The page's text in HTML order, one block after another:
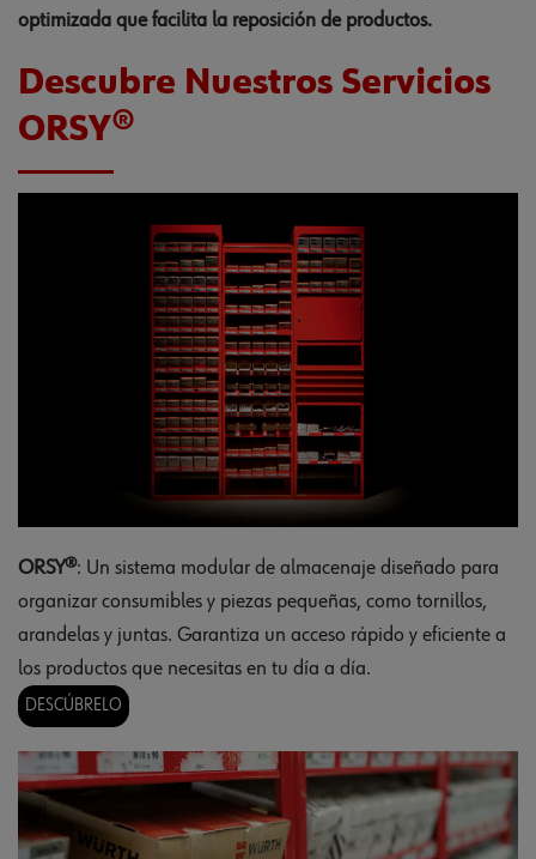
optimizada que facilita la reposición de productos.
Descubre Nuestros Servicios
ORSY®
ORSY®: Un sistema modular de almacenaje diseñado para
organizar consumibles y piezas pequeñas, como tornillos,
arandelas y juntas. Garantiza un acceso rápido y eficiente a
los productos que necesitas en tu día a día.
DESCÚBRELO